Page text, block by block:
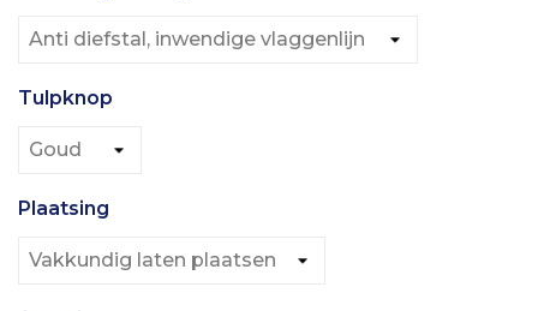
Tulpknop
Plaatsing